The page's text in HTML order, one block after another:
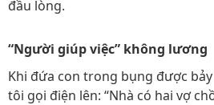
đầu lòng.
“Người giúp việc” không lương
Khi đứa con trong bụng được
tôi gọi điện lên: “Nhà có hai vợ